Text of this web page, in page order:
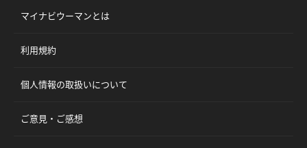
マイナビウーマンとは
利用規約
個人情報の取扱いについて
ご意見・ご感想